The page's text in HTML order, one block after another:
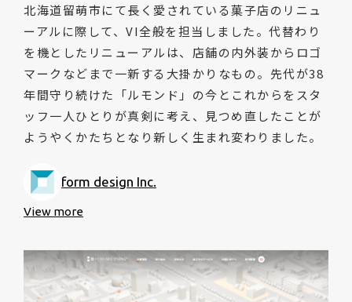
北海道留萌市にて長く愛されている菓子店のリニュ
ーアルに際して、VI全般を担当しました。代替わり
を機としたリニューアルは、店舗の内外装からロゴ
マークなどまで一新する大掛かりなもの。先代が38
年間守り続けた「ルモンド」の今とこれからをスタ
ッフ一人ひとりが真剣に考え、見つめ直したことが
ようやくかたちとなり新しく生まれ変わりました。
form design Inc.
View more